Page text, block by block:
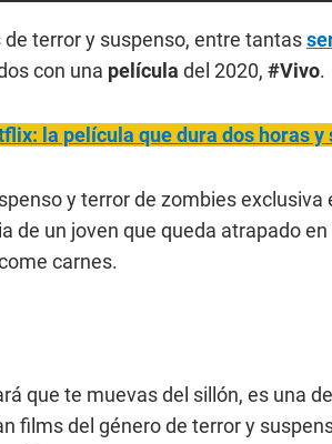
terror y suspenso, entre tantas
con una película del 2020, #Vivo.
la película que dura dos horas y
y terror de zombies exclusiva
de un joven que queda atrapado
carnes.
que te muevas del sillón, es una
films del género de terror y